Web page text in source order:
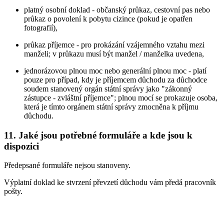
platný osobní doklad - občanský průkaz, cestovní pas nebo
průkaz o povolení k pobytu cizince (pokud je opatřen
fotografií),
průkaz příjemce - pro prokázání vzájemného vztahu mezi
manželi; v průkazu musí být manžel / manželka uvedena,
jednorázovou plnou moc nebo generální plnou moc - platí
pouze pro případ, kdy je příjemcem důchodu za důchodce
soudem stanovený orgán státní správy jako "zákonný
zástupce - zvláštní příjemce"; plnou mocí se prokazuje osoba,
která je tímto orgánem státní správy zmocněna k příjmu
důchodu.
11. Jaké jsou potřebné formuláře a kde jsou k
dispozici
Předepsané formuláře nejsou stanoveny.
Výplatní doklad ke stvrzení převzetí důchodu vám předá pracovník
pošty.